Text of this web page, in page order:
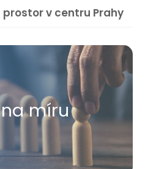
v centru Prahy
míru